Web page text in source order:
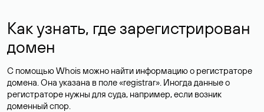
Как узнать, где зарегистрирован
домен
С помощью Whois можно найти информацию о регистраторе
домена. Она указана в поле «registrar». Иногда данные о
регистраторе нужны для суда, например, если возник
доменный спор.